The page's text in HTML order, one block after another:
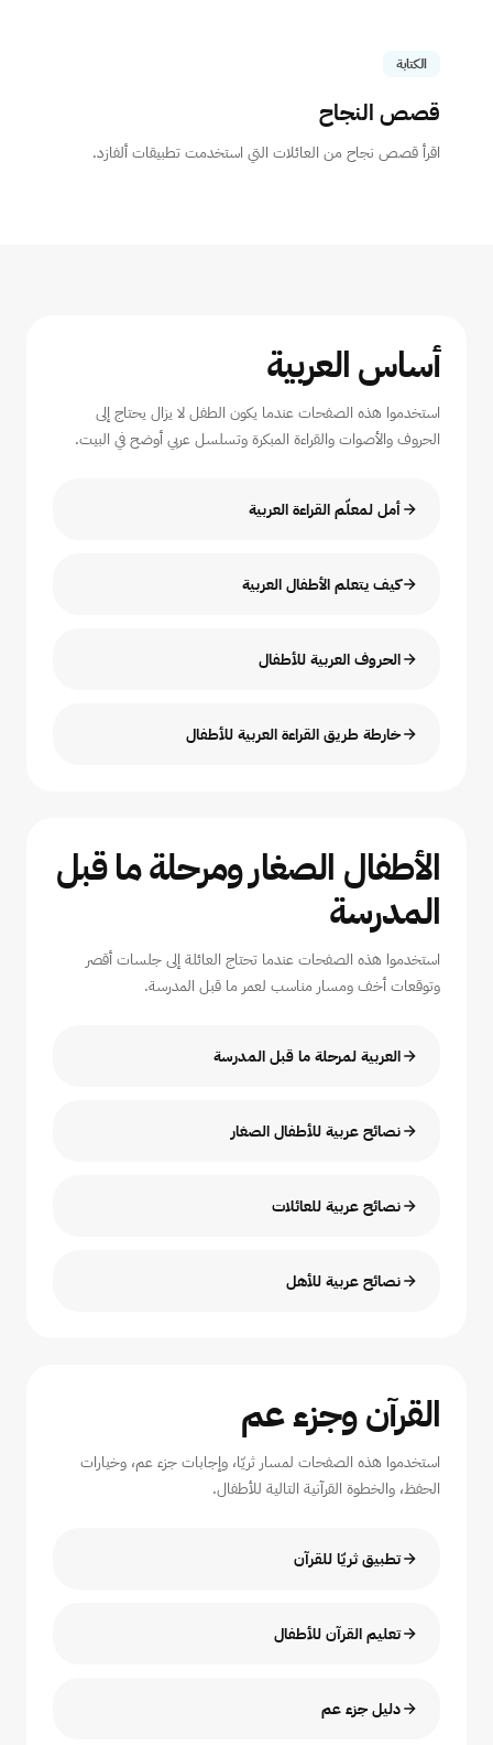
الكتابة
قصص النجاح
اقرأ قصص نجاح من العائلات التي استخدمت تطبيقات ألفازد.
أساس العربية
استخدموا هذه الصفحات عندما يكون الطفل لا يزال يحتاج إلى
الحروف والأصوات والقراءة المبكرة وتسلسل عربي أوضح في البيت.
أمل لمعلّم القراءة العربية
كيف يتعلم الأطفال العربية
الحروف العربية للأطفال
خارطة طريق القراءة العربية للأطفال
الأطفال الصغار ومرحلة ما قبل
المدرسة
استخدموا هذه الصفحات عندما تحتاج العائلة إلى جلسات أقصر
وتوقعات أخف ومسار مناسب لعمر ما قبل المدرسة.
العربية لمرحلة ما قبل المدرسة
نصائح عربية للأطفال الصغار
نصائح عربية للعائلات
نصائح عربية للأهل
القرآن وجزء عم
استخدموا هذه الصفحات لمسار ثريّا، وإجابات جزء عم، وخيارات
الحفظ، والخطوة القرآنية التالية للأطفال.
تطبيق ثريّا للقرآن
تعليم القرآن للأطفال
دليل جزء عم